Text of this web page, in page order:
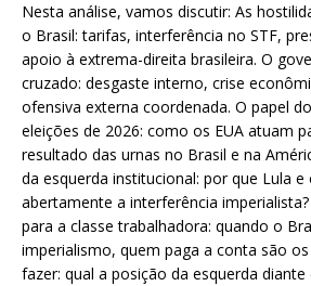
Nesta análise, vamos discutir: As
o Brasil: tarifas, interferência no STF,
apoio à extrema-direita brasileira. O
cruzado: desgaste interno, crise
ofensiva externa coordenada. O papel
eleições de 2026: como os EUA atuam
resultado das urnas no Brasil e na
da esquerda institucional: por que Lula
abertamente a interferência
para a classe trabalhadora: quando o
imperialismo, quem paga a conta são
fazer: qual a posição da esquerda diante